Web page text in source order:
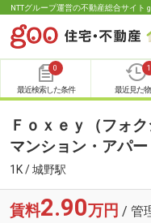
NTTグループ運営の不動産総合サイト
0
最近検索した条件
1
最近見た
Ｆｏｘｅｙ（フォ
マンション・アパ
1K / 城野駅
賃料2.90万円 / 管